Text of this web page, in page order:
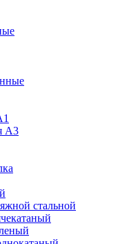
А3
стальной